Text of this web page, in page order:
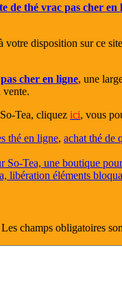
de thé vrac pas cher en
votre disposition sur ce
cher en ligne, une
vente.
Tea, cliquez ici, vous
thé en ligne, achat thé de
So-Tea, une boutique
libération éléments
Les champs obligatoires